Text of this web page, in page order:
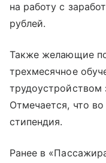
на работу с
рублей.
Также желающие
трехмесячное
трудоустройством
Отмечается, что
стипендия.
Ранее в